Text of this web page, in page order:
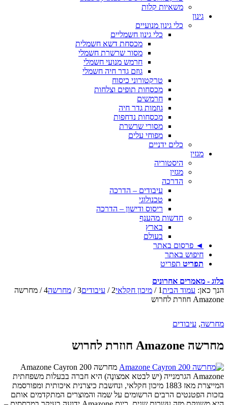
משאיות קלות
גינון
כלי גינון מנועיים
כלי גינון חשמליים
מכסחת דשא חשמלית
מסור שרשרת חשמלי
חרמש מנועי חשמלי
גוזם גדר חיה חשמלי
טרקטורוני כיסוח
מכסחות תופים וצלחות
חרמשים
גוזמות גדר חיה
מכסחות נדחפות
מסורי שרשרת
מפוחי עלים
כלים ידניים
מגזין
היסטוריה
מגזין
הדרכה
עיבודים – הדרכה
טכנולוגי
ריסוס ודישון – הדרכה
חדשות מהענף
בארץ
בעולם
◄ פרסום באתר
חיפוש באתר
תפריט תפריט
בלוג - מאמרים אחרונים
הנך כאן: עמוד הבית1
/ מיכון חקלאי2
/ עיבודים3
/ מחרשה4
/ מחרשה
Amazone חוזרת לחרוש
מחרשה, עיבודים
מחרשה Amazone חוזרת לחרוש
מחרשה Amazone Cayron 200
Amazone הגרמנייה (יש לבטא אמצונֶה) היא חברה בבעלות משפחתית
המייצרת מאז 1883 מיכון חקלאי, ונחשבת כיצרנית איכותית ומפורסמת
בזכות הפטנטים הרבים הרשומים על שמה והמוצרים המתקדמים אותם